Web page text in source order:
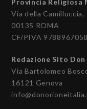
Provincia Religiosa
Via della Camilluccia,
00135 ROMA
CF/PIVA
Redazione Sito
Via Bartolomeo
16121 Genova